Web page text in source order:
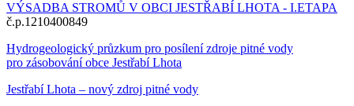
VÝSADBA STROMŮ V OBCI JESTŘABÍ LHOTA - I.ETAPA
č.p.1210400849
Hydrogeologický průzkum pro posílení zdroje pitné vody
pro zásobování obce Jestřabí Lhota
Jestřabí Lhota – nový zdroj pitné vody